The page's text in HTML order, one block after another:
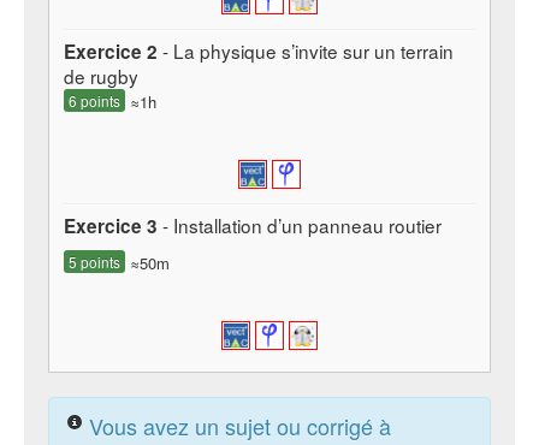
Exercice 2 - La physique s’invite sur un terrain
de rugby
6 points ≈1h
Exercice 3 - Installation d’un panneau routier
5 points ≈50m
Vous avez un sujet ou corrigé à